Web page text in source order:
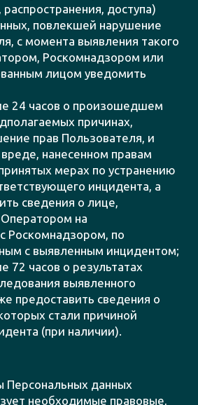
доступа)
повлекшей нарушение
с момента выявления такого
Роскомнадзором или
лицом уведомить
часов о произошедшем
причинах,
прав Пользователя, и
нанесенном правам
мерах по устранению
инцидента, а
сведения о лице,
на
Роскомнадзором, по
с выявленным инцидентом;
часов о результатах
выявленного
предоставить сведения о
стали причиной
(при наличии).
Персональных данных
необходимые правовые,